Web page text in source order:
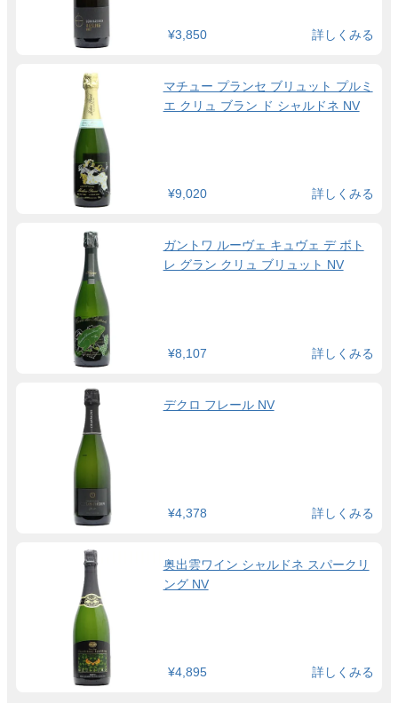
¥3,850 詳しくみる
マチュー プランセ ブリュット プルミ
エ クリュ ブラン ド シャルドネ NV
¥9,020 詳しくみる
ガントワ ルーヴェ キュヴェ デ ボト
レ グラン クリュ ブリュット NV
¥8,107 詳しくみる
デクロ フレール NV
¥4,378 詳しくみる
奥出雲ワイン シャルドネ スパークリ
ング NV
¥4,895 詳しくみる